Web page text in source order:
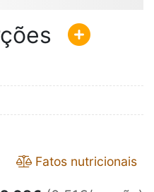
Fatos nutricionais